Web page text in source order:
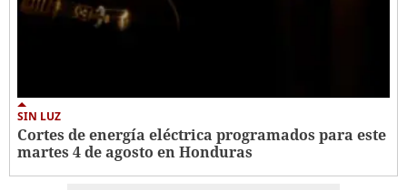
SIN LUZ
Cortes de energía eléctrica programados para este
martes 4 de agosto en Honduras